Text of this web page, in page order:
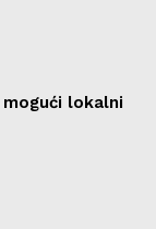
lokalni